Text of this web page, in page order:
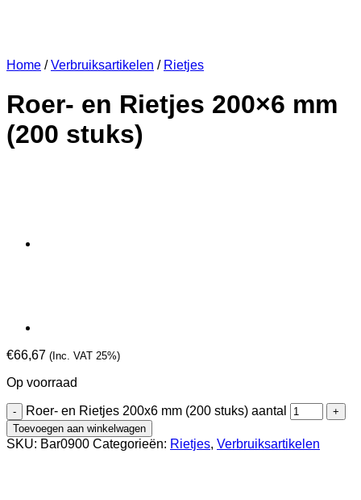
Home / Verbruiksartikelen / Rietjes
Roer- en Rietjes 200×6 mm
(200 stuks)
€66,67 (Inc. VAT 25%)
Op voorraad
Roer- en Rietjes 200x6 mm (200 stuks) aantal
Toevoegen aan winkelwagen
SKU: Bar0900 Categorieën: Rietjes, Verbruiksartikelen